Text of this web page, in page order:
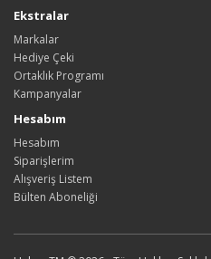
Ekstralar
Markalar
Hediye Çeki
Ortaklık Programı
Kampanyalar
Hesabım
Hesabım
Siparişlerim
Alışveriş Listem
Bülten Aboneliği